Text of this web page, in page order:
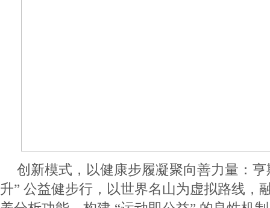
创新模式，以健康步履凝聚向善力量：
升” 公益健步行，以世界名山为虚拟路线，